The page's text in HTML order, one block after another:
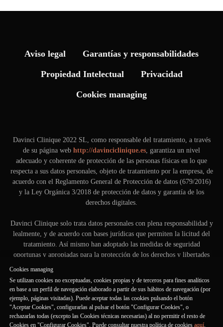
Cookies managing
Se utilizan cookies no exceptuadas, cookies propias y de terceros para fines analíticos
en base a un perfil de navegación elaborado a partir de sus hábitos de navegación (por
ejemplo, páginas visitadas). Puede aceptar todas las cookies pulsando el botón
"Aceptar Cookies", configurarlas al pulsar el botón "Configurar Cookies", o
rechazarlas todas (excepto las Cookies técnicas necesarias) al no permitir el resto de
Cookies en "Configurar Cookies". Puede consultar nuestra política de cookies aquí.
Aviso legal Garantías y responsabilidades
Propiedad Intelectual Privacidad
Cookies managing
Davinci Clinique 2022 SL, como responsable del tratamiento, a través
de su página web http://davinciclinique.es, garantiza un nivel
adecuado y coherente de protección de las personas físicas en lo que
respecta a sus datos personales, objeto de tratamiento por la empresa, de
acuerdo con el Reglamento General de Protección de datos (679/2016)
y la Ley Orgánica 3/2018 de protección de datos y garantía de los
derechos digitales.
Davinci Clinique solo trata datos personales con plena responsabilidad y
lealmente, y de acuerdo con bases jurídicas que permiten la licitud del
tratamiento. Así mismo han adoptado las medidas de seguridad
oportunas y apropiadas para la protección de los derechos y libertades
A continuación, se ofrece una información adicional y ampliada
respecto a actividades de tratamiento específicas, realizadas a través de
su sitio web:http://davinciclinique.es/tratamiento_de_datos